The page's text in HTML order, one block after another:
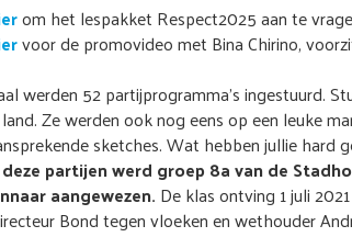
om het lespakket Respect2025 aan te
voor de promovideo met Bina Chirino,
werden 52 partijprogramma's ingestuurd.
Ze werden ook nog eens op een leuke
sketches. Wat hebben jullie hard
partijen werd groep 8a van de
aangewezen. De klas ontving 1 juli
Bond tegen vloeken en wethouder